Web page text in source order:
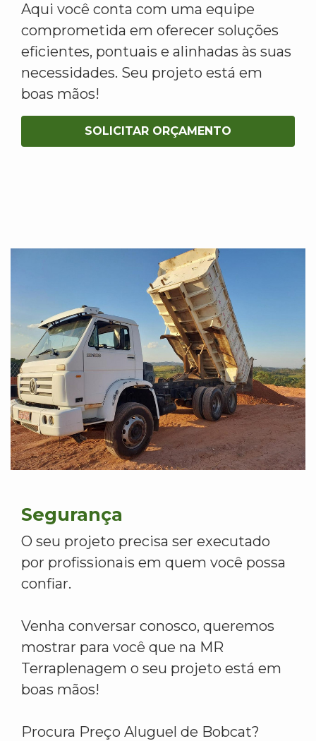
Aqui você conta com uma equipe
comprometida em oferecer soluções
eficientes, pontuais e alinhadas às suas
necessidades. Seu projeto está em
boas mãos!
SOLICITAR ORÇAMENTO
Segurança
O seu projeto precisa ser executado
por profissionais em quem você possa
confiar.
Venha conversar conosco, queremos
mostrar para você que na MR
Terraplenagem o seu projeto está em
boas mãos!
Procura Preço Aluguel de Bobcat?